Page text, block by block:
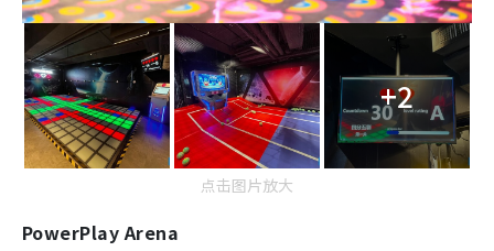
+2
点击图片放大
PowerPlay Arena